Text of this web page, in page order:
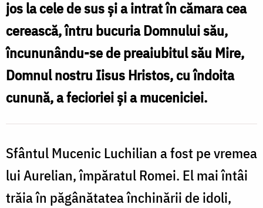
jos la cele de sus și a intrat în cămara cea
cerească, întru bucuria Domnului său,
încununându-se de preaiubitul său Mire,
Domnul nostru Iisus Hristos, cu îndoita
cunună, a fecioriei și a muceniciei.
Sfântul Mucenic Luchilian a fost pe vremea
lui Aurelian, împăratul Romei. El mai întâi
trăia în păgânătatea închinării de idoli,